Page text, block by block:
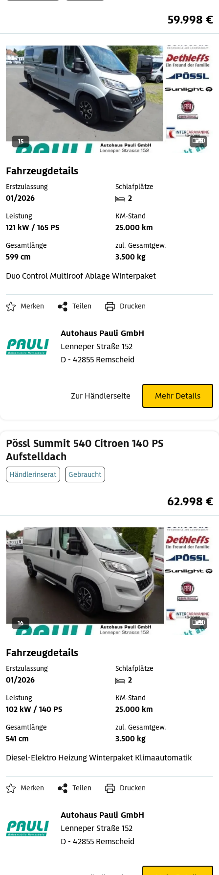
59.998 €
15
Fahrzeugdetails
Erstzulassung
01/2026
Schlafplätze
2
Leistung
121 kW / 165 PS
KM-Stand
25.000 km
Gesamtlänge
599 cm
zul. Gesamtgew.
3.500 kg
Duo ControlMultiroof Ablage Winterpaket
Merken Teilen Drucken
Autohaus Pauli GmbH
Lenneper Straße 152
D - 42855 Remscheid
Zur Händlerseite Mehr Details
Pössl Summit 540 Citroen 140 PS
Aufstelldach
Händlerinserat Gebraucht
62.998 €
16
Fahrzeugdetails
Erstzulassung
01/2026
Schlafplätze
2
Leistung
102 kW / 140 PS
KM-Stand
25.000 km
Gesamtlänge
541 cm
zul. Gesamtgew.
3.500 kg
Diesel-Elektro HeizungWinterpaket Klimaautomatik
Merken Teilen Drucken
Autohaus Pauli GmbH
Lenneper Straße 152
D - 42855 Remscheid